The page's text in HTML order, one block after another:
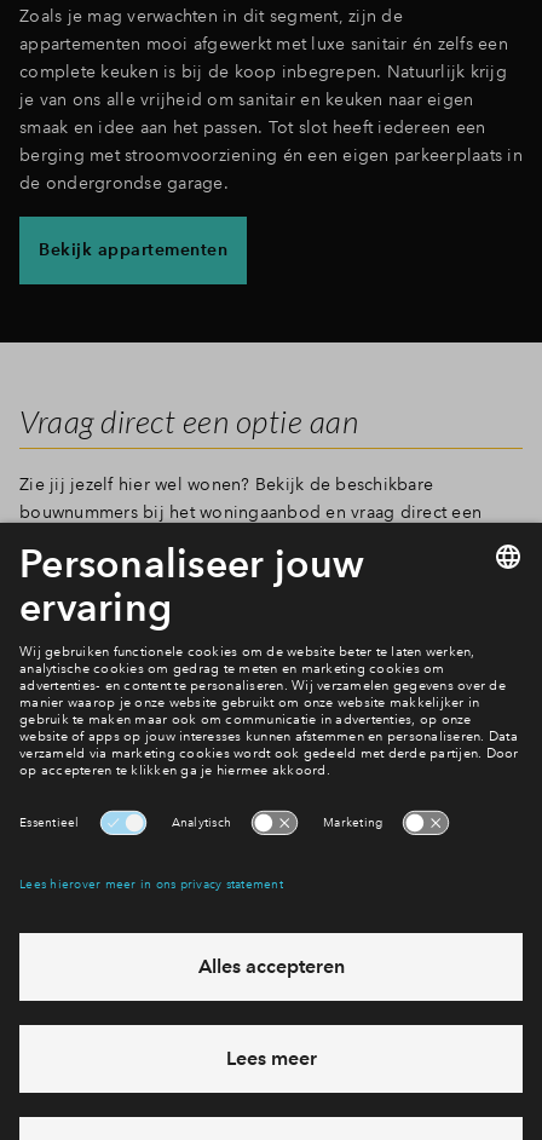
Zoals je mag verwachten in dit segment, zijn de
appartementen mooi afgewerkt met luxe sanitair én zelfs een
complete keuken is bij de koop inbegrepen. Natuurlijk krijg
je van ons alle vrijheid om sanitair en keuken naar eigen
smaak en idee aan het passen. Tot slot heeft iedereen een
berging met stroomvoorziening én een eigen parkeerplaats in
de ondergrondse garage.
Bekijk appartementen
Vraag direct een optie aan
Zie jij jezelf hier wel wonen? Bekijk de beschikbare
bouwnummers bij het woningaanbod en vraag direct een
binnen 24 uur of de woning aan jou is toegewezen.
Naar appartementen
Interesse? Meld je dan snel aan
Hiermee blijf je op de hoogte van het belangrijkste nieuws en
Heb je een vraag en wil je direct antwoord? Bel ons op088 -
71 22 198